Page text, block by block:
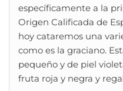
específicamente a la
Origen Calificada de
hoy cataremos una
como es la graciano.
pequeño y de piel
fruta roja y negra y